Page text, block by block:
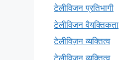
टेलीविजन प्रतिभागी
टेलीविजन वैयक्तिकता
टेलीविज़न व्यक्तित्व
टेलीविजन व्यक्तित्व